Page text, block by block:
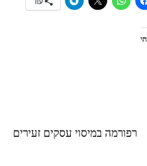
רפורמה במיסוי עסקים זעירים